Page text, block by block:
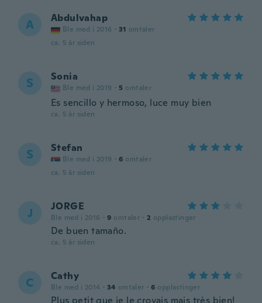
A Abdulvahap
Ble med i 2016 · 31 omtaler
ca. 5 år siden
S Sonia
Ble med i 2019 · 5 omtaler
Es sencillo y hermoso, luce muy bien
ca. 5 år siden
S Stefan
Ble med i 2019 · 6 omtaler
ca. 5 år siden
J JORGE
Ble med i 2016 · 9 omtaler · 2 opplastinger
De buen tamaño.
ca. 5 år siden
C Cathy
Ble med i 2014 · 34 omtaler · 6 opplastinger
Plus petit que je le croyais mais très bien!